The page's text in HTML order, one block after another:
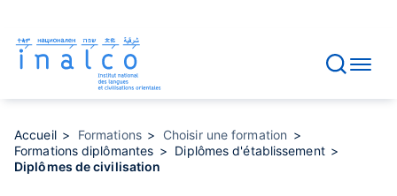
contenu
principal
Accueil Formations
Choisir une formation
Formations diplômantes
Diplômes d'établissement
Diplômes de civilisation